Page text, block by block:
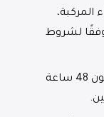
لشروط
سيؤدي عدم تسجيل المركبة في غضون 48 ساعة